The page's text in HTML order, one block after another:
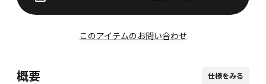
このアイテムのお問い合わせ
概要 仕様をみる